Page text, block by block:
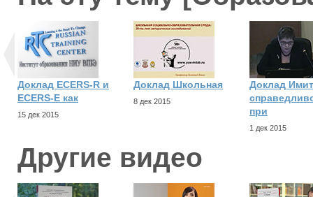
Доклад ECERS-R и
ECERS-E как
15 дек 2015
Доклад Школьная
8 дек 2015
Доклад
при
1 дек 2015
Другие видео